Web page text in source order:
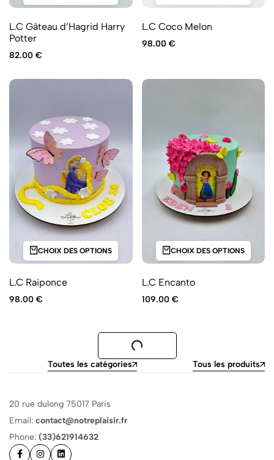
L.C Gâteau d’Hagrid Harry
Potter
82.00 €
L.C Coco Melon
98.00 €
CHOIX DES OPTIONS
L.C Raiponce
98.00 €
CHOIX DES OPTIONS
L.C Encanto
109.00 €
Toutes les catégories Tous les produits
20 rue dulong 75017 Paris
Email: contact@notreplaisir.fr
Phone: (33)621914632